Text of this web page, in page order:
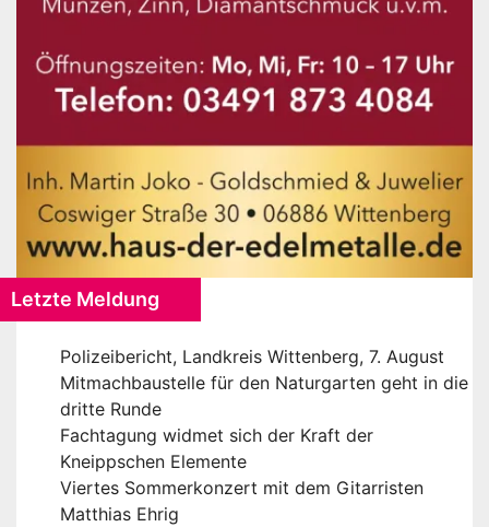
Letzte Meldung
Polizeibericht, Landkreis Wittenberg, 7. August
Mitmachbaustelle für den Naturgarten geht in die
dritte Runde
Fachtagung widmet sich der Kraft der
Kneippschen Elemente
Viertes Sommerkonzert mit dem Gitarristen
Matthias Ehrig